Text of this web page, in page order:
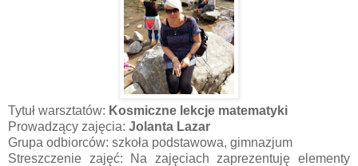
Tytuł warsztatów: Kosmiczne lekcje matematyki
Prowadzący zajęcia: Jolanta Lazar
Grupa odbiorców: szkoła podstawowa, gimnazjum
Streszczenie zajęć: Na zajęciach zaprezentuję elementy